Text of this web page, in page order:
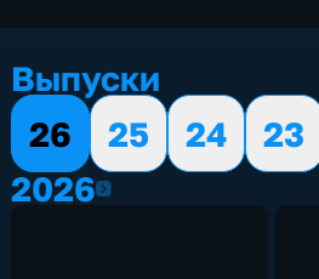
Выпуски
26
25 24 23
20262026